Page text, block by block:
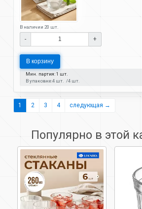
В наличии 20 шт.
- +
В корзину
Мин. партия: 1 шт.
В упаковке:4 шт. 4 шт.
1 2 3 4 следующая →
Популярно в этой